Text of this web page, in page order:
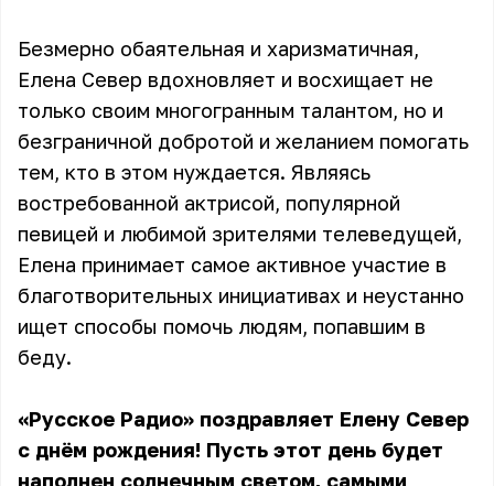
Безмерно обаятельная и харизматичная,
Елена Север вдохновляет и восхищает не
только своим многогранным талантом, но и
безграничной добротой и желанием помогать
тем, кто в этом нуждается. Являясь
востребованной актрисой, популярной
певицей и любимой зрителями телеведущей,
Елена принимает самое активное участие в
благотворительных инициативах и неустанно
ищет способы помочь людям, попавшим в
беду.
«Русское Радио» поздравляет Елену Север
с днём рождения! Пусть этот день будет
наполнен солнечным светом, самыми